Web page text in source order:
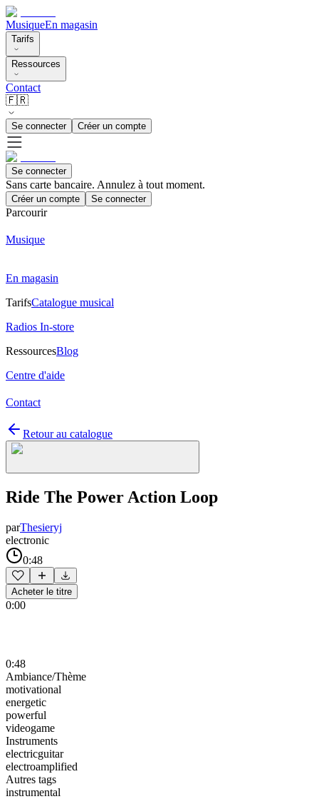
MusiqueEn magasin
Tarifs
Ressources
Contact
🇫🇷
Se connecter Créer un compte
Se connecter
Sans carte bancaire. Annulez à tout moment.
Créer un compte Se connecter
Parcourir
Musique
En magasin
TarifsCatalogue musical
Radios In-store
RessourcesBlog
Centre d'aide
Contact
Retour au catalogue
Ride The Power Action Loop
parThesieryj
electronic
0:48
Acheter le titre
0:00
0:48
Ambiance/Thème
motivational
energetic
powerful
videogame
Instruments
electricguitar
electroamplified
Autres tags
instrumental